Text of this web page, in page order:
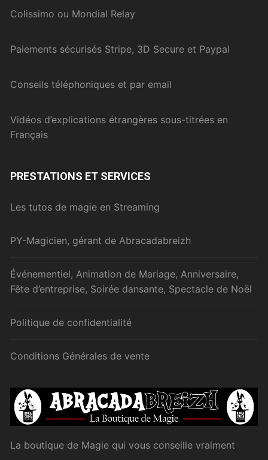
Colissimo ou Mondial Relay
Paiements sécurisés Stripe, 3D Secure et Paypal
Conseils téléphoniques et par email
Vidéos d’explications étrangères sous-titrées en
Français
PRESTATIONS ET SERVICES
Les tutos de magie en Streaming
PY-Magicien, gérant de Abracadabreizh
Événementiel, Animation de Mariage, Anniversaire,
Fête d’entreprise, Soirée dansante, Spectacle de Noël
Politique de confidentialité
Conditions Générales de vente
La boutique de Magie qui vous conseille vraiment